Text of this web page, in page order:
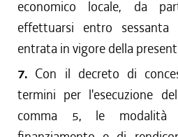
economico locale, da
effettuarsi entro
entrata in vigore della
7. Con il decreto di
termini per l'esecuzione
comma 5, le modalità